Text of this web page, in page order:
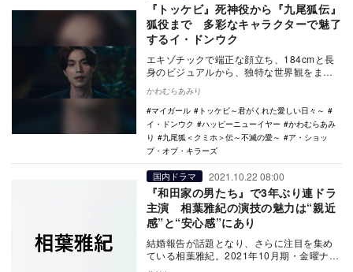
『トッケビ』死神役から『九尾狐伝』
狐役まで 多彩なキャラクターで魅了
するイ・ドンウク
エキゾチックで端正な顔立ち、184cmと長
身のビジュアルから、独特な世界観をまと
1981年1…
かわむらあみり
マイガール
トッケビ～君がくれた愛しい日々～
イ・ドンウク
ハッピーニューイヤー
かわむらあみ
り
九尾狐＜クミホ＞伝～不滅の愛～
ア・ショッ
プ・オブ・キラーズ
国内ドラマ 2021.10.22 08:00
『和田家の男たち』で3年ぶり連ドラ
主演 相葉雅紀の演技の魅力は“親近
感”と“安心感”にあり
結婚報告が話題となり、さらに注目を集め
ている相葉雅紀。2021年10月期・金曜ナイ